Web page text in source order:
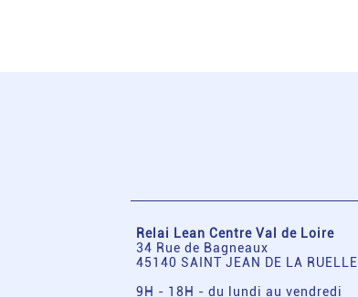
Relai Lean Centre Val de Loire
34 Rue de Bagneaux
45140 SAINT JEAN DE LA RUELLE
9H - 18H - du lundi au vendredi